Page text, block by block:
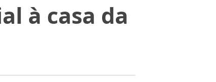
à casa da